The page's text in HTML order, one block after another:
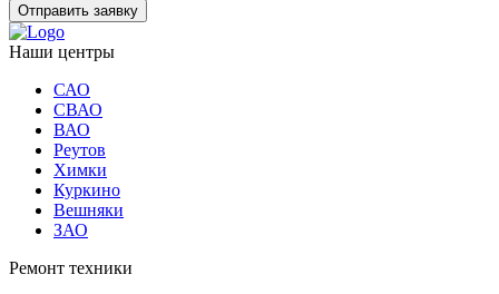
Отправить заявку
Наши центры
САО
СВАО
ВАО
Реутов
Химки
Куркино
Вешняки
ЗАО
Ремонт техники